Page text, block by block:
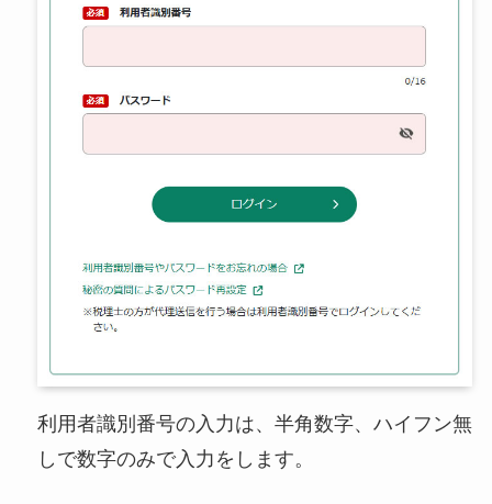
利用者識別番号の入力は、半角数字、ハイフン無
しで数字のみで入力をします。